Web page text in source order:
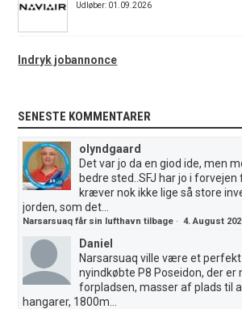
Udløber: 01.09.2026
Indryk jobannonce
SENESTE KOMMENTARER
olyndgaard
Det var jo da en giod ide, men
bedre sted..SFJ har jo i
kræver nok ikke lige så store
jorden, som det...
Narsarsuaq får sin lufthavn tilbage ·4. August
Daniel
Narsarsuaq ville være et
nyindkøbte P8 Poseidon, der er
forpladsen, masser af plads til
hangarer, 1800m...